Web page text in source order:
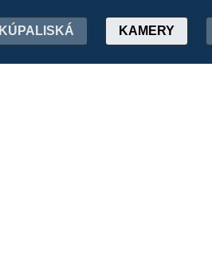
KÚPALISKÁ KAMERY